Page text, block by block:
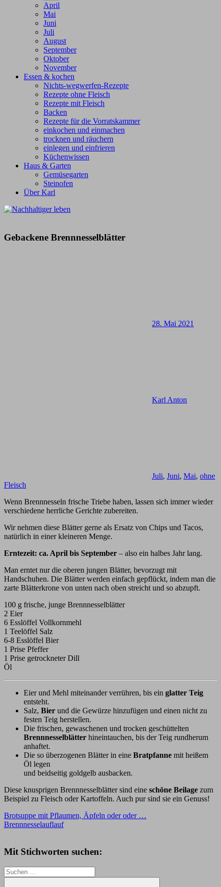
April
Mai
Juni
Juli
August
September
Oktober
November
Essen & kochen
Nichts-wegwerfen-Rezepte
Rezepte ohne Fleisch
Rezepte mit Fleisch
Backen
Rezepte für die Vorratskammer
einkochen und einmachen
trocknen und räuchern
einlegen und einfrieren
Küchenwissen
Haus & Garten
Gemüsegarten
Steinofen
Über Karl
Gebackene Brennnesselblätter
28. Mai 2021
Karl Anton
Juli, Juni, Mai, ohne
Fleisch
Wenn Brennnesseln frische Triebe haben, lassen sich immer wieder
verschiedene herrliche Gerichte zubereiten.
Wir nehmen diese Blätter gerne als Ersatz von Chips und Tacos,
natürlich in einer kleineren Menge.
Erntezeit: ca. April bis September – also ein halbes Jahr lang.
Man erntet nur die oberen jungen Blätter, bevorzugt mit
Handschuhen. Die Blätter werden einfach gepflückt, indem man die
zarte Blätterkrone von unten nach oben streicht und so abzupft.
100 g frische, junge Brennnesselblätter
2 Eier
6 Esslöffel Vollkornmehl
1 Teelöffel Salz
6-8 Esslöffel Bier
1 Prise Pfeffer
1 Prise getrockneter Dill
Öl
Eier und Mehl miteinander verrühren, bis ein glatter Teig
entsteht.
Salz, Bier und die Gewürze hinzufügen und einen nicht zu
festen Teig herstellen.
Die frischen, gewaschenen und trocken geschüttelten
Brennnesselblätter hineintauchen, bis der Teig rundherum
anhaftet.
Die so überzogenen Blätter in eine Bratpfanne mit heißem
Öl legen
und beidseitig goldgelb ausbacken.
Diese knusprigen Brennnesselblätter sind eine schöne Beilage zum
Beispiel zu Fleisch oder Kartoffeln. Auch pur sind sie ein Genuss!
ausbacken BeilageBlätter BrennnesselBrennnesselblätter
Brennnesselblätterknusprig
Beitragsnavigation
Vorheriger
Beitrag:
Brotsuppe mit Pflaumen, Äpfeln oder oder …
Nächster
Brennnesselauflauf
Mit Stichworten suchen:
Suchen
nach: